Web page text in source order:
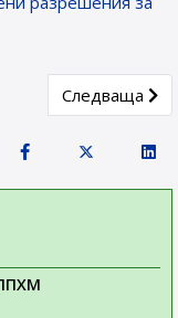
Next article:
Следваща